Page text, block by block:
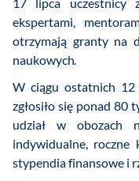
ekspertami,
otrzymają granty na
naukowych.
W ciągu ostatnich
zgłosiło się ponad 80
udział w obozach
indywidualne,
stypendia finansowe i